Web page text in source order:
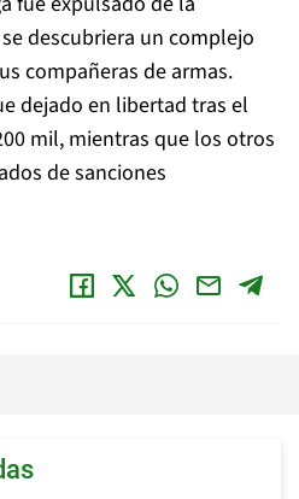
descubriera un complejo
compañeras de armas.
dejado en libertad tras el
mil, mientras que los otros
de sanciones